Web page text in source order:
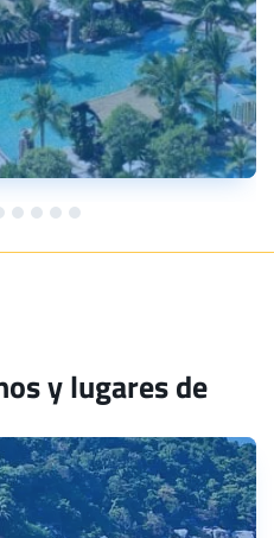
y lugares de